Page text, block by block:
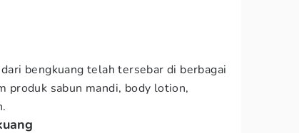
bengkuang telah tersebar di berbagai
produk sabun mandi, body lotion,